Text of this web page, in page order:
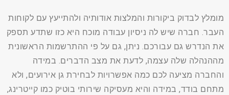
מומלץ לבדוק ביקורות והמלצות אודותיה ולהתייעץ עם לקוחות
העבר. חברה שיש לה ניסיון עבודה מוכח היא כזו שתדע תספק
את הנדרש גם עבורכם. ניתן, גם על פי ההתרשמות הראשונית
מההנהלה שלה עצמה, לדעת את מצב הדברים. במידה
והחברה מציעה לכם כמה אפשרויות לבחירת גן אירועים, ולא
מתחם בודד, במידה והיא מעסיקה שירותי בוטיק כמו קייטרינג,